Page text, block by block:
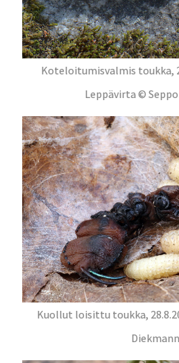
Koteloitumisvalmis toukka,
Leppävirta ©
Kuollut loisittu toukka,
Diekmann